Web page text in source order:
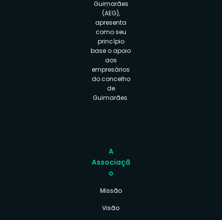
Guimarães
(AEG),
apresenta
como seu
princípio
base o apoio
aos
empresários
do concelho
de
Guimarães.
A
Associaçã
o
Missão
Visão